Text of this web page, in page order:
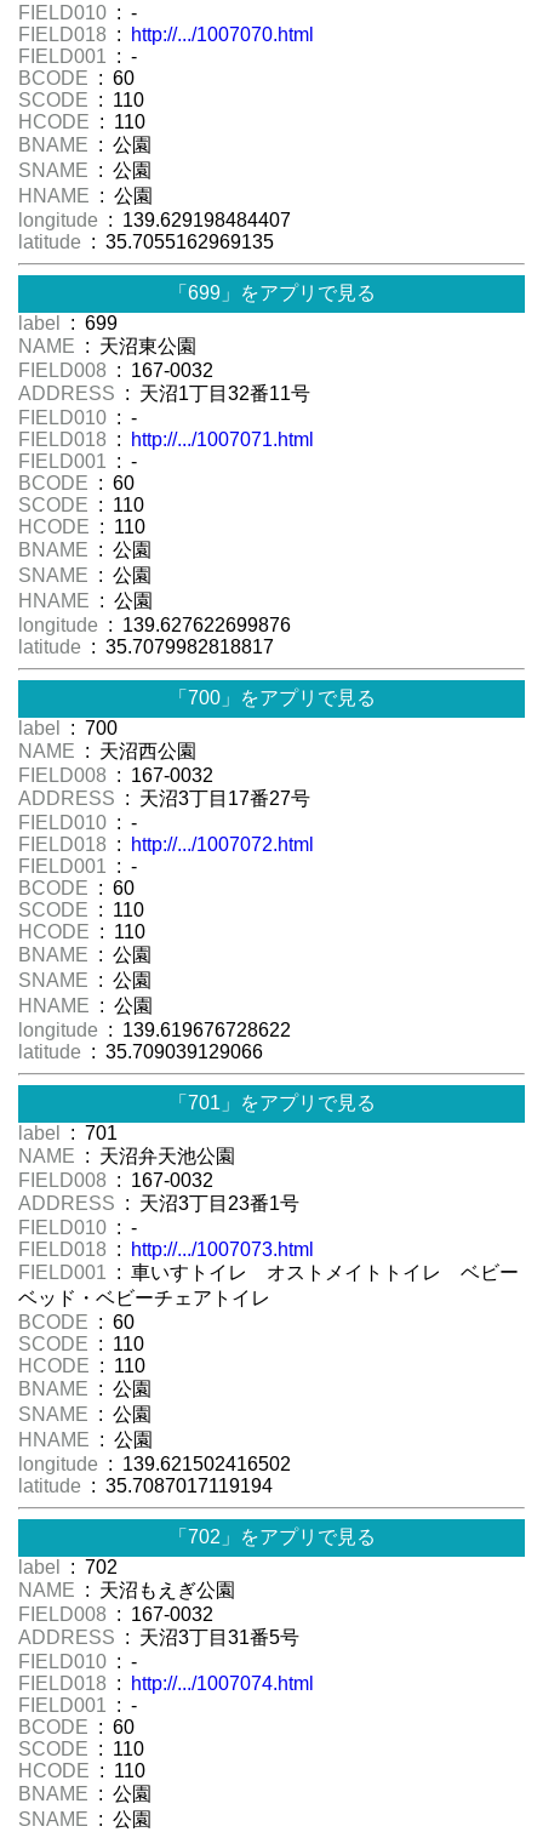
FIELD010 : -
FIELD018 :
http://.../1007070.html
FIELD001 : -
BCODE : 60
SCODE : 110
HCODE : 110
BNAME : 公園
SNAME : 公園
HNAME : 公園
longitude : 139.629198484407
latitude : 35.7055162969135
「699」をアプリで見る
label
: 699
NAME : 天沼東公園
FIELD008 : 167-0032
ADDRESS : 天沼1丁目32番11号
FIELD010 : -
FIELD018 :
http://.../1007071.html
FIELD001 : -
BCODE : 60
SCODE : 110
HCODE : 110
BNAME : 公園
SNAME : 公園
HNAME : 公園
longitude : 139.627622699876
latitude : 35.7079982818817
「700」をアプリで見る
label
: 700
NAME : 天沼西公園
FIELD008 : 167-0032
ADDRESS : 天沼3丁目17番27号
FIELD010 : -
FIELD018 :
http://.../1007072.html
FIELD001 : -
BCODE : 60
SCODE : 110
HCODE : 110
BNAME : 公園
SNAME : 公園
HNAME : 公園
longitude : 139.619676728622
latitude : 35.709039129066
「701」をアプリで見る
label
: 701
NAME : 天沼弁天池公園
FIELD008 : 167-0032
ADDRESS : 天沼3丁目23番1号
FIELD010 : -
FIELD018 :
http://.../1007073.html
FIELD001 : 車いすトイレ オストメイトトイレ ベビー
ベッド・ベビーチェアトイレ
BCODE : 60
SCODE : 110
HCODE : 110
BNAME : 公園
SNAME : 公園
HNAME : 公園
longitude : 139.621502416502
latitude : 35.7087017119194
「702」をアプリで見る
label
: 702
NAME : 天沼もえぎ公園
FIELD008 : 167-0032
ADDRESS : 天沼3丁目31番5号
FIELD010 : -
FIELD018 :
http://.../1007074.html
FIELD001 : -
BCODE : 60
SCODE : 110
HCODE : 110
BNAME : 公園
SNAME : 公園